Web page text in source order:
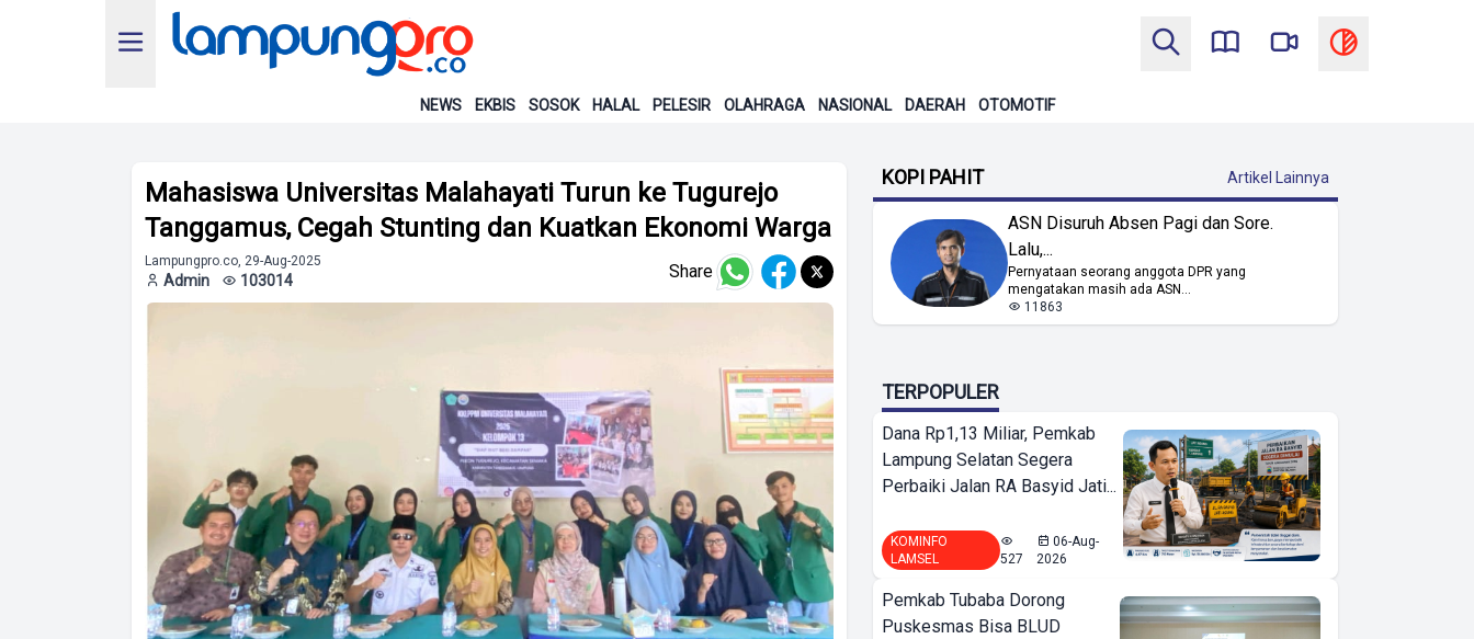
NEWS EKBIS SOSOK HALAL PELESIR OLAHRAGA NASIONAL DAERAH OTOMOTIF
Mahasiswa Universitas Malahayati Turun ke Tugurejo
Tanggamus, Cegah Stunting dan Kuatkan Ekonomi Warga
Lampungpro.co, 29-Aug-2025
Admin 103014 Share
KOPI PAHIT Artikel Lainnya
ASN Disuruh Absen Pagi dan Sore.
Lalu,...
Pernyataan seorang anggota DPR yang
mengatakan masih ada ASN...
11863
TERPOPULER
Dana Rp1,13 Miliar, Pemkab
Lampung Selatan Segera
Perbaiki Jalan RA Basyid Jati...
KOMINFO
LAMSEL
527
06-Aug-
2026
Pemkab Tubaba Dorong
Puskesmas Bisa BLUD